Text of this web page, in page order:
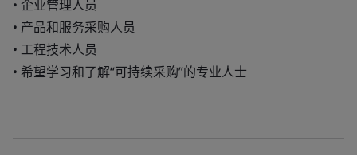
• 企业管理人员
• 产品和服务采购人员
• 工程技术人员
• 希望学习和了解“可持续采购”的专业人士